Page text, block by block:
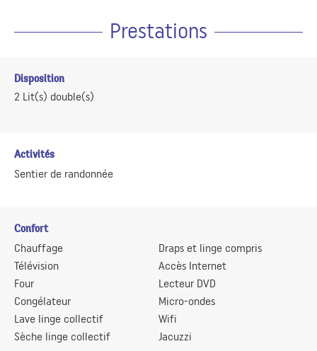
Prestations
Disposition
2 Lit(s) double(s)
Activités
Sentier de randonnée
Confort
Chauffage
Télévision
Four
Congélateur
Lave linge collectif
Sèche linge collectif
Draps et linge compris
Accès Internet
Lecteur DVD
Micro-ondes
Wifi
Jacuzzi